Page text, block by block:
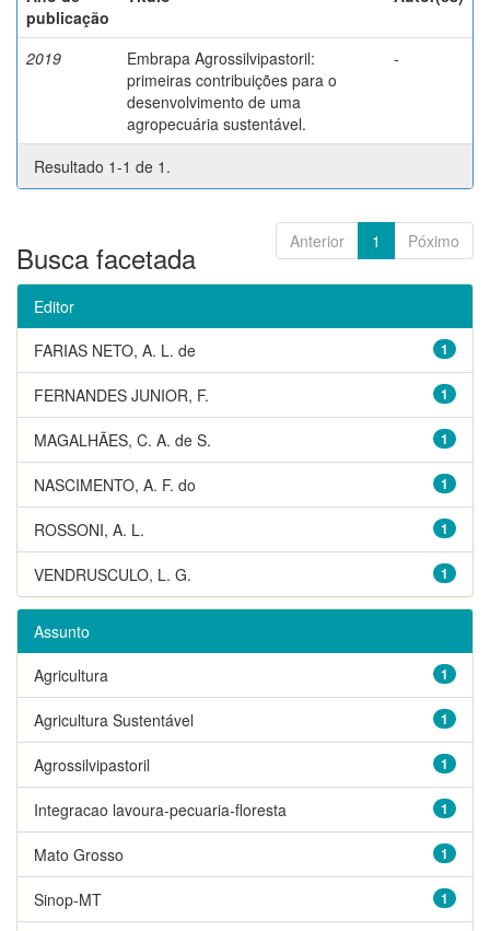
publicação
2019
Embrapa Agrossilvipastoril:
primeiras contribuições para o
desenvolvimento de uma
agropecuária sustentável.
-
Resultado 1-1 de 1.
Anterior 1 Póximo
Busca facetada
Editor
1
FARIAS NETO, A. L. de
1
FERNANDES JUNIOR, F.
1
MAGALHÃES, C. A. de S.
1
NASCIMENTO, A. F. do
1
ROSSONI, A. L.
1
VENDRUSCULO, L. G.
Assunto
1
Agricultura
1
Agricultura Sustentável
1
Agrossilvipastoril
1
Integracao lavoura-pecuaria-floresta
1
Mato Grosso
1
Sinop-MT